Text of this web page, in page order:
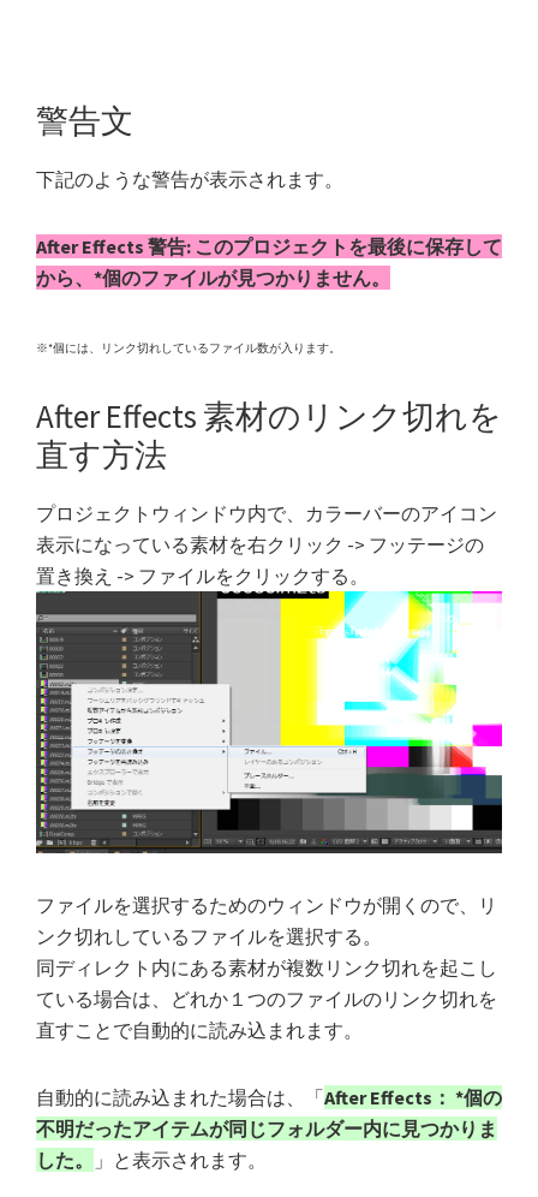
警告文
下記のような警告が表示されます。
After Effects 警告: このプロジェクトを最後に保存して
から、*個のファイルが見つかりません。
※*個には、リンク切れしているファイル数が入ります。
After Effects 素材のリンク切れを
直す方法
プロジェクトウィンドウ内で、カラーバーのアイコン
表示になっている素材を右クリック -> フッテージの
置き換え -> ファイルをクリックする。
ファイルを選択するためのウィンドウが開くので、リ
ンク切れしているファイルを選択する。
同ディレクト内にある素材が複数リンク切れを起こし
ている場合は、どれか１つのファイルのリンク切れを
直すことで自動的に読み込まれます。
自動的に読み込まれた場合は、「After Effects： *個の
不明だったアイテムが同じフォルダー内に見つかりま
した。
」と表示されます。